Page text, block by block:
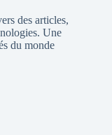
des articles,
Une
du monde